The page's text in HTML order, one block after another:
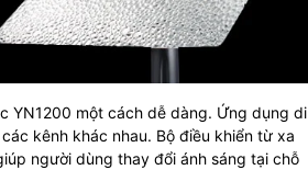
YN1200 một cách dễ dàng. Ứng dụng di
kênh khác nhau. Bộ điều khiển từ xa
người dùng thay đổi ánh sáng tại chỗ